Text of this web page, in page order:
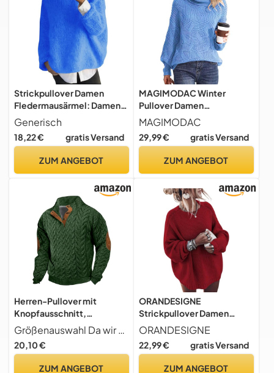
Strickpullover Damen
Fledermausärmel: Damen
Pullover Oversize
Strickpullover, Gestrickte
Pullis Elegant Tunika U-
Sweater Casual Sweatshirt
Generisch
18,22 € gratis Versand
ZUM ANGEBOT
MAGIMODAC Winter
Pullover Damen
Strickpullover Rollkragen
Langarm Winterpullover
Einfarbig Oversized
Locker Strickpulli Warm
MAGIMODAC
29,99 € gratis Versand
ZUM ANGEBOT
Herren-Pullover mit
Knopfausschnitt,
Grobstrick-Pullover,
Stehkragen, Strickwaren,
Pullover, lässiger Outdoor-
Größenauswahl Da wir asiatische Größe sind, wird es ein wenig kleiner als die in Europa oder Großbritannien sein. Ich schlage vor, dass Sie eine Nummer größer als die Größe nehmen, die Sie normalerweise tragen. Es gibt Größenkarten in unseren Produktlinks. Bitte geben Sie eine Bestellung entsprechend der Größenkarte auf. Ich hoffe, Sie können die Größe wählen, die zu Ihnen passt.
20,10 €
ZUM ANGEBOT
ORANDESIGNE
Strickpullover Damen
Grobmaschig Oversize
Winter Pullover Warm Lang
Grobstrick Pulli Netz Häkel
ORANDESIGNE
22,99 € gratis Versand
ZUM ANGEBOT